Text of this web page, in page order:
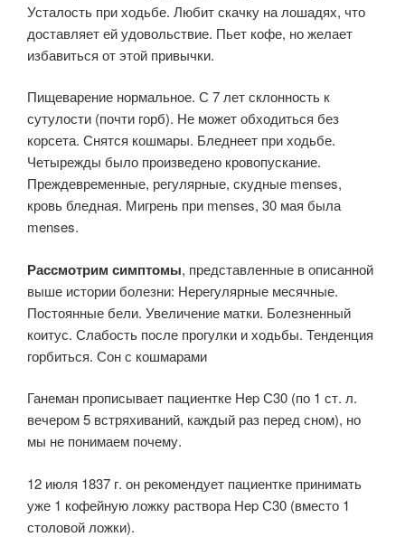
Усталость при ходьбе. Любит скачку на лошадях, что
доставляет ей удовольствие. Пьет кофе, но желает
избавиться от этой привычки.
Пищеварение нормальное. С 7 лет склонность к
сутулости (почти горб). Не может обходиться без
корсета. Снятся кошмары. Бледнеет при ходьбе.
Четырежды было произведено кровопускание.
Преждевременные, регулярные, скудные menses,
кровь бледная. Мигрень при menses, 30 мая была
menses.
Рассмотрим симптомы, представленные в описанной
выше истории болезни: Нерегулярные месячные.
Постоянные бели. Увеличение матки. Болезненный
коитус. Слабость после прогулки и ходьбы. Тенденция
горбиться. Сон с кошмарами
Ганеман прописывает пациентке Hep С30 (по 1 ст. л.
вечером 5 встряхиваний, каждый раз перед сном), но
мы не понимаем почему.
12 июля 1837 г. он рекомендует пациентке принимать
уже 1 кофейную ложку раствора Hep С30 (вместо 1
столовой ложки).